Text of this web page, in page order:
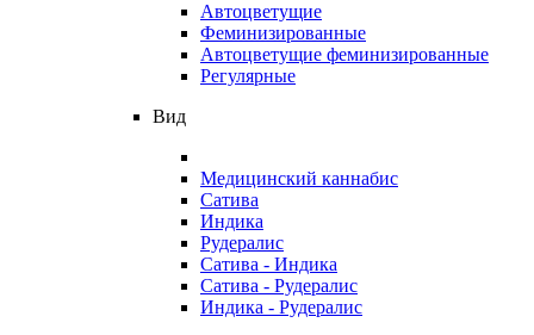
Автоцветущие
Феминизированные
Автоцветущие феминизированные
Регулярные
Вид
Медицинский каннабис
Сатива
Индика
Рудералис
Сатива - Индика
Сатива - Рудералис
Индика - Рудералис